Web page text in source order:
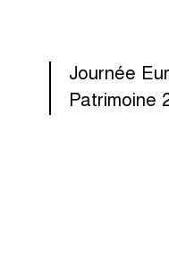
Journée
Patrimoine